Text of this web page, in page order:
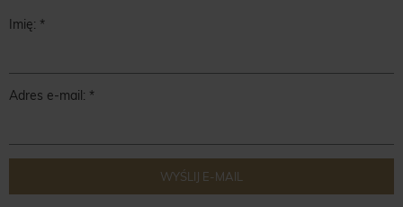
Imię:
Adres e-mail:
WYŚLIJ E-MAIL